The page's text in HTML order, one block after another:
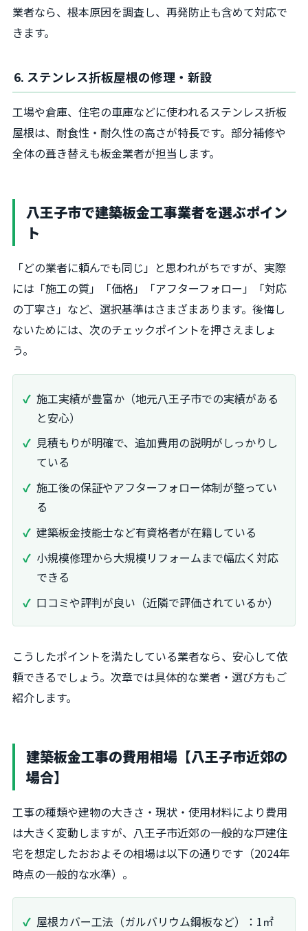
業者なら、根本原因を調査し、再発防止も含めて対応で
きます。
6. ステンレス折板屋根の修理・新設
工場や倉庫、住宅の車庫などに使われるステンレス折板
屋根は、耐食性・耐久性の高さが特長です。部分補修や
全体の葺き替えも板金業者が担当します。
八王子市で建築板金工事業者を選ぶポイン
ト
「どの業者に頼んでも同じ」と思われがちですが、実際
には「施工の質」「価格」「アフターフォロー」「対応
の丁寧さ」など、選択基準はさまざまあります。後悔し
ないためには、次のチェックポイントを押さえましょ
う。
施工実績が豊富か（地元八王子市での実績がある
と安心）
見積もりが明確で、追加費用の説明がしっかりし
ている
施工後の保証やアフターフォロー体制が整ってい
る
建築板金技能士など有資格者が在籍している
小規模修理から大規模リフォームまで幅広く対応
できる
口コミや評判が良い（近隣で評価されているか）
こうしたポイントを満たしている業者なら、安心して依
頼できるでしょう。次章では具体的な業者・選び方もご
紹介します。
建築板金工事の費用相場【八王子市近郊の
場合】
工事の種類や建物の大きさ・現状・使用材料により費用
は大きく変動しますが、八王子市近郊の一般的な戸建住
宅を想定したおおよその相場は以下の通りです（2024年
時点の一般的な水準）。
屋根カバー工法（ガルバリウム鋼板など）：1㎡